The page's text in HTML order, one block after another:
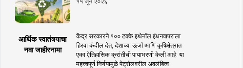
आर्थिक स्वातंत्र्याचा
नवा जाहीरनामा
केंद्र सरकारने १०० टक्के इथेनॉल इंधनवापराला
हिरवा कंदील देत, देशाच्या ऊर्जा आणि कृषिक्षेत्रात
एका ऐतिहासिक क्रांतीची पायाभरणी केली आहे. या
महत्त्वपूर्ण निर्णयामुळे पेट्रोलवरील अवलंबित्व